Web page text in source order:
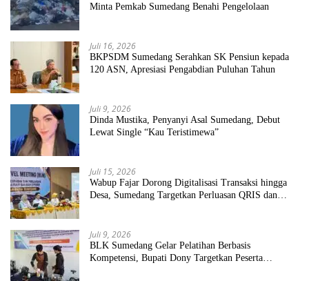
Minta Pemkab Sumedang Benahi Pengelolaan
Juli 16, 2026
BKPSDM Sumedang Serahkan SK Pensiun kepada
120 ASN, Apresiasi Pengabdian Puluhan Tahun
Juli 9, 2026
Dinda Mustika, Penyanyi Asal Sumedang, Debut
Lewat Single “Kau Teristimewa”
Juli 15, 2026
Wabup Fajar Dorong Digitalisasi Transaksi hingga
Desa, Sumedang Targetkan Perluasan QRIS dan
Juli 9, 2026
BLK Sumedang Gelar Pelatihan Berbasis
Kompetensi, Bupati Dony Targetkan Peserta